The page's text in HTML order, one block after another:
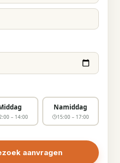
– 14:00
Namiddag
15:00 – 17:00
aanvragen